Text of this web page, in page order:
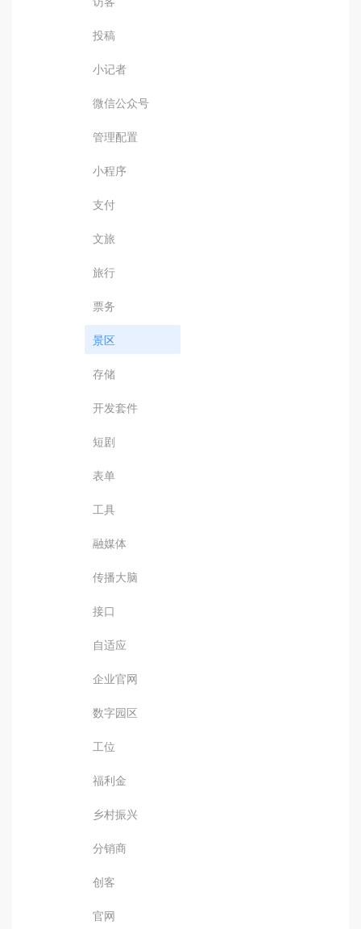
投稿
小记者
微信公众号
管理配置
小程序
支付
文旅
旅行
票务
景区
存储
开发套件
短剧
表单
工具
融媒体
传播大脑
接口
自适应
企业官网
数字园区
工位
福利金
乡村振兴
分销商
创客
官网